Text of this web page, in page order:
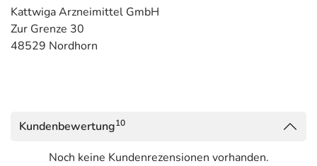
Kattwiga Arzneimittel GmbH
Zur Grenze 30
48529 Nordhorn
Kundenbewertung10
Noch keine Kundenrezensionen vorhanden.